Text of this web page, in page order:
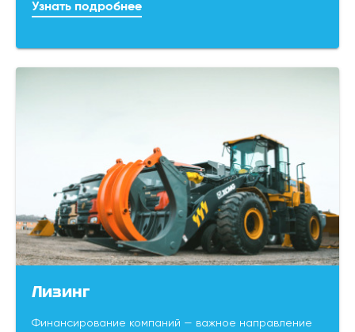
Узнать подробнее
Лизинг
Финансирование компаний — важное направление